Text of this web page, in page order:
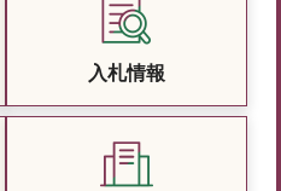
入札情報